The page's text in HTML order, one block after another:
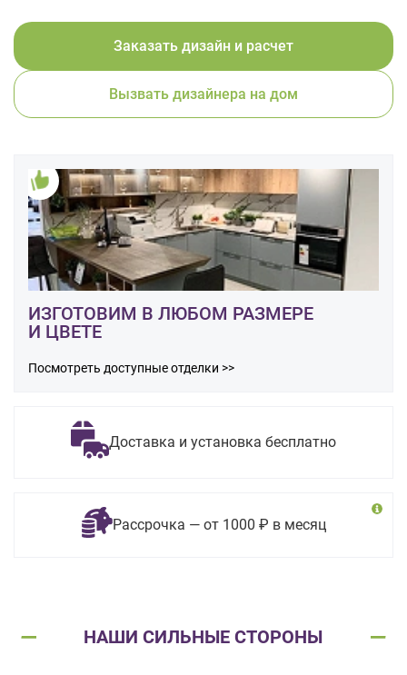
Заказать дизайн и расчет
Вызвать дизайнера на дом
ИЗГОТОВИМ В ЛЮБОМ РАЗМЕРЕ
И ЦВЕТЕ
Посмотреть доступные отделки >>
Доставка и установка бесплатно
Рассрочка — от 1000 ₽ в месяц
НАШИ СИЛЬНЫЕ СТОРОНЫ